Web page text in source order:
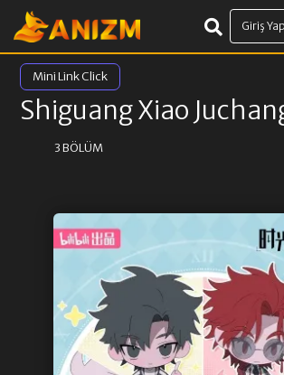
Giriş Yap
Mini Link Click
Shiguang Xiao
3 BÖLÜM